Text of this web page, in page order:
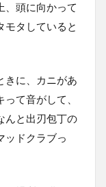
、頭に向かって
モタしていると
きに、カニがあ
て音がして、
んと出刃包丁の
ッドクラブっ